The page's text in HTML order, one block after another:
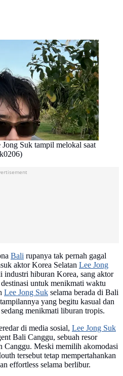
Suk tampil melokal saat
Bali rupanya tak pernah gagal
aktor Korea Selatan Lee Jong
industri hiburan Korea, sang aktor
untuk menikmati waktu
Lee Jong Suk selama berada di Bali
yang begitu kasual dan
menikmati liburan tropis.
di media sosial, Lee Jong Suk
Bali Canggu, sebuah resor
Canggu. Meski memilih akomodasi
tersebut tetap mempertahankan
effortless selama berlibur.